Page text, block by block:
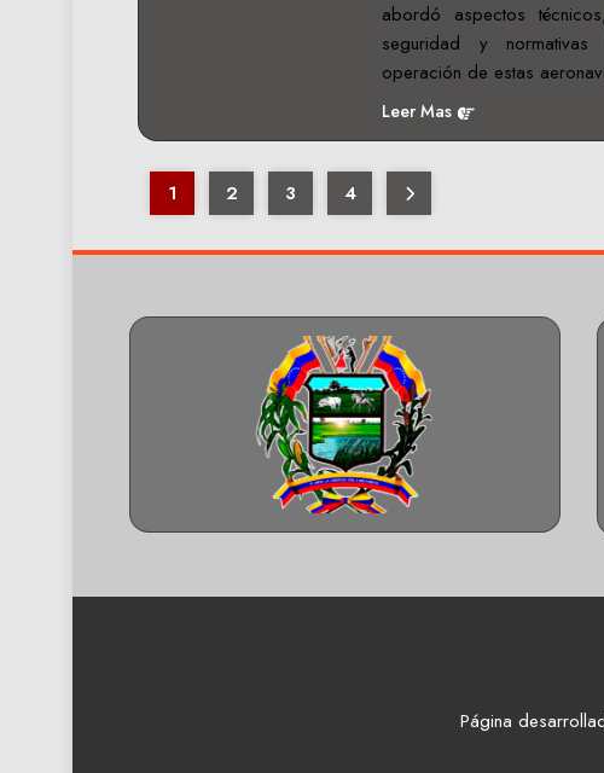
abordó aspectos
seguridad y
operación de estas
Leer Mas
1 2 3 4
Página